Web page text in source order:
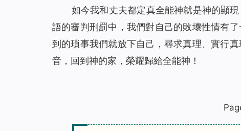
如今我和丈夫都定真全能神就是神的顯
語的審判刑罰中，我們對自己的敗壞性情有
到的瑣事我們就放下自己，尋求真理、實行
音，回到神的家，榮耀歸給全能神！